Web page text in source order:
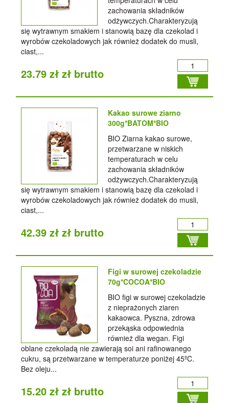
zachowania składników
odżywczych.Charakteryzują
się wytrawnym smakiem i stanowią bazę dla czekolad i
wyrobów czekoladowych jak również dodatek do musli,
ciast,...
23.79 zł zł brutto
Kakao surowe ziarno
300g*BATOM*BIO
BIO Ziarna kakao surowe,
przetwarzane w niskich
temperaturach w celu
zachowania składników
odżywczych.Charakteryzują
się wytrawnym smakiem i stanowią bazę dla czekolad i
wyrobów czekoladowych jak również dodatek do musli,
ciast,...
42.39 zł zł brutto
Figi w surowej czekoladzie
70g*COCOA*BIO
BIO figi w surowej czekoladzie
z nieprażonych ziaren
kakaowca. Pyszna, zdrowa
przekąska odpowiednia
również dla wegan. Figi
oblane czekoladą nie zawierają soi ani rafinowanego
cukru, są przetwarzane w temperaturze poniżej 45ºC.
Bez oleju...
15.20 zł zł brutto